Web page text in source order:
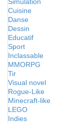
Cuisine
Danse
Dessin
Educatif
Sport
Inclassable
MMORPG
Tir
Visual novel
Rogue-Like
Minecraft-like
LEGO
Indies